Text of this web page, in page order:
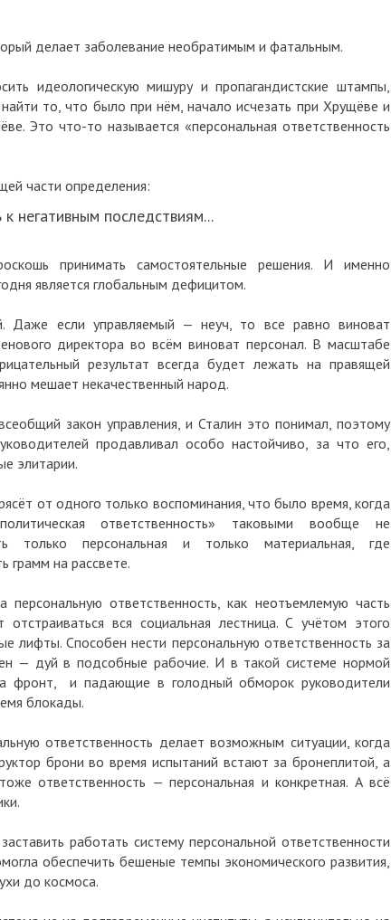
делает заболевание необратимым и фатальным.
идеологическую мишуру и пропагандистские штампы,
то, что было при нём, начало исчезать при Хрущёве и
Это что-то называется «персональная ответственность
части определения:
негативным последствиям...
принимать самостоятельные решения. И именно
является глобальным дефицитом.
Даже если управляемый — неуч, то все равно виноват
директора во всём виноват персонал. В масштабе
результат всегда будет лежать на правящей
мешает некачественный народ.
закон управления, и Сталин это понимал, поэтому
продавливал особо настойчиво, за что его,
элитарии.
от одного только воспоминания, что было время, когда
ответственность» таковыми вообще не
только персональная и только материальная, где
грамм на рассвете.
ответственность, как неотъемлемую часть
вся социальная лестница. С учётом этого
лифты. Способен нести персональную ответственность за
— дуй в подсобные рабочие. И в такой системе нормой
фронт, и падающие в голодный обморок руководители
блокады.
ответственность делает возможным ситуации, когда
брони во время испытаний встают за бронеплитой, а
ответственность — персональная и конкретная. А всё
работать систему персональной ответственности
обеспечить бешеные темпы экономического развития,
до космоса.